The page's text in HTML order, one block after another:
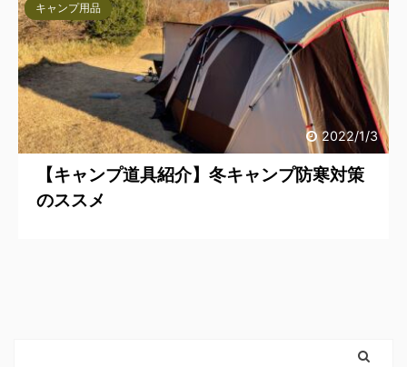
2022/1/3
キャンプ用品
【キャンプ道具紹介】冬キャンプ防寒対策
のススメ